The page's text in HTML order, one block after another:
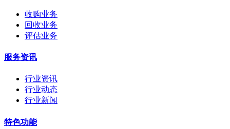
收购业务
回收业务
评估业务
服务资讯
行业资讯
行业动态
行业新闻
特色功能